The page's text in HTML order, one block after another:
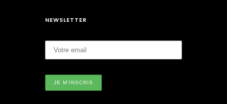
NEWSLETTER